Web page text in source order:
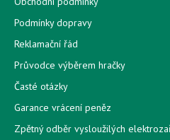
Podmínky dopravy
Reklamační řád
Průvodce výběrem hračky
Časté otázky
Garance vrácení peněz
Zpětný odběr vysloužilých